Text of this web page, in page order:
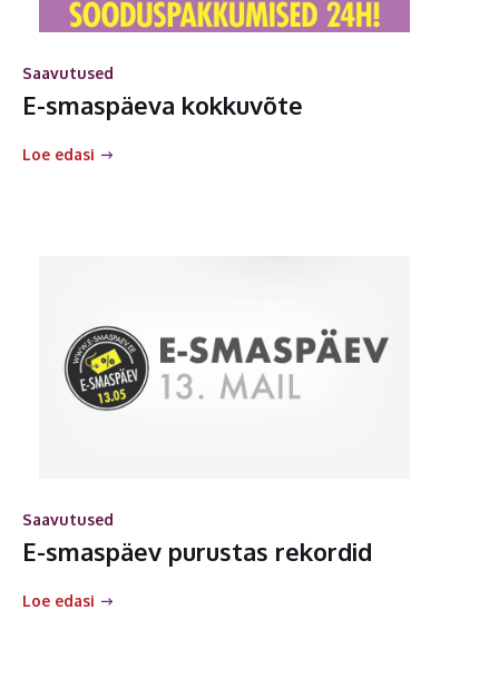
Saavutused
E-smaspäeva kokkuvõte
Loe edasi
Saavutused
E-smaspäev purustas rekordid
Loe edasi